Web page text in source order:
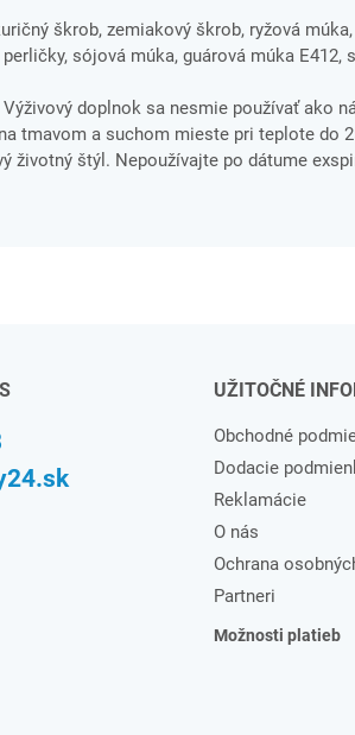
škrob, zemiakový škrob, ryžová
sójová múka, guárová múka E412,
Výživový doplnok sa nesmie používať ako
tmavom a suchom mieste pri teplote do
životný štýl. Nepoužívajte po dátume
UŽITOČNÉ
Obchodné
Dodacie
Reklamácie
O nás
Ochrana
Partneri
Možnosti platieb